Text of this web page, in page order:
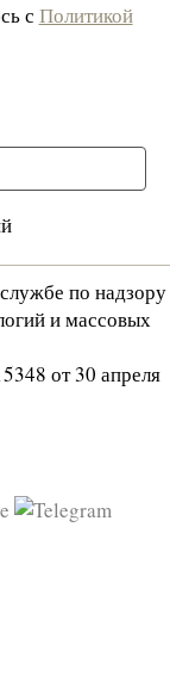
с Политикой
по надзору
и массовых
от 30 апреля